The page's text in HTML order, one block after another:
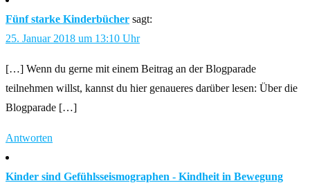
Fünf starke Kinderbücher sagt:
25. Januar 2018 um 13:10 Uhr
[…] Wenn du gerne mit einem Beitrag an der Blogparade
teilnehmen willst, kannst du hier genaueres darüber lesen: Über die
Blogparade […]
Antworten
Kinder sind Gefühlsseismographen - Kindheit in Bewegung